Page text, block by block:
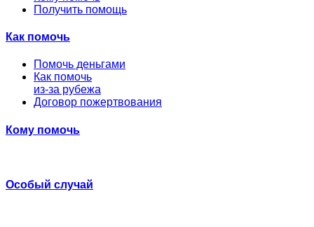
Получить помощь
Как помочь
Помочь деньгами
Как помочь
из-за рубежа
Договор пожертвования
Кому помочь
Особый случай